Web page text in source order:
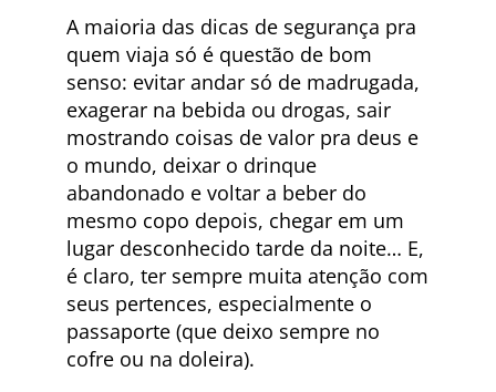
A maioria das dicas de segurança pra
quem viaja só é questão de bom
senso: evitar andar só de madrugada,
exagerar na bebida ou drogas, sair
mostrando coisas de valor pra deus e
o mundo, deixar o drinque
abandonado e voltar a beber do
mesmo copo depois, chegar em um
lugar desconhecido tarde da noite… E,
é claro, ter sempre muita atenção com
seus pertences, especialmente o
passaporte (que deixo sempre no
cofre ou na doleira).